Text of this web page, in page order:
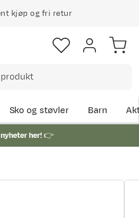
kjøp og fri retur
Sko og støvler Barn
her!👉